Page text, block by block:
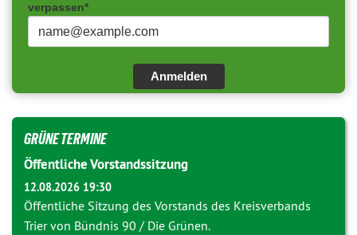
verpassen*
Anmelden
GRÜNE TERMINE
Öffentliche Vorstandssitzung
12.08.2026 19:30
Öffentliche Sitzung des Vorstands des Kreisverbands
Trier von Bündnis 90 / Die Grünen.